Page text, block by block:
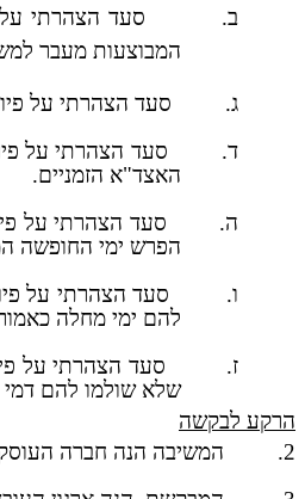
ב.
סעד הצהרתי על
המבוצעות מעבר
ג.
סעד הצהרתי על
ד.
האצד"א הזמניים.
ה.
סעד הצהרתי על
הפרש ימי החופשה
ו.
סעד הצהרתי על
להם ימי מחלה
ז.
סעד הצהרתי על
שלא שולמו להם
הרקע לבקשה
2.
המשיבה הנה חברה